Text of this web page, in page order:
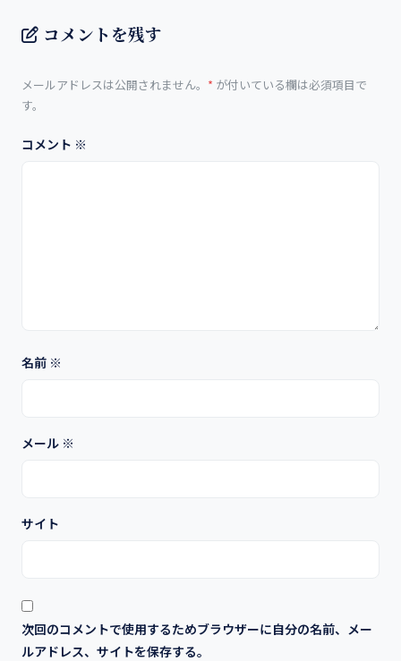
コメントを残す
メールアドレスは公開されません。 * が付いている欄は必須項目で
す。
コメント ※
名前 ※
メール ※
サイト
次回のコメントで使用するためブラウザーに自分の名前、メー
ルアドレス、サイトを保存する。